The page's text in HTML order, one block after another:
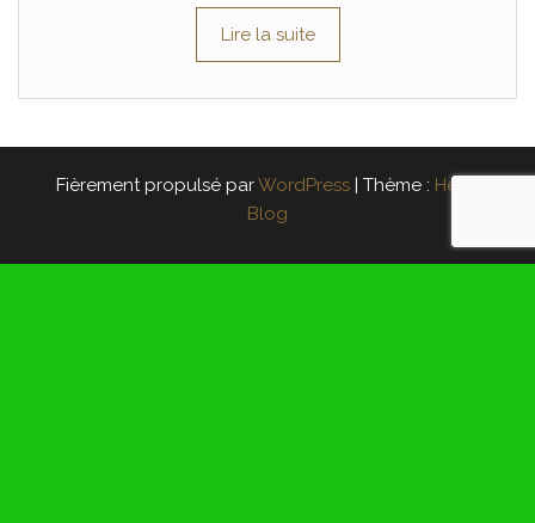
Lire la suite
Fièrement propulsé parWordPress | Thème : Head
Blog